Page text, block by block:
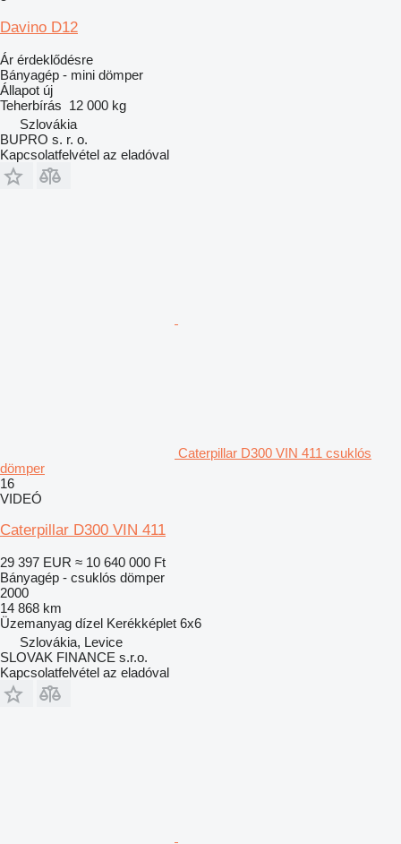
Davino D12
Ár érdeklődésre
Bányagép - mini dömper
Állapot új
Teherbírás 12 000 kg
Szlovákia
BUPRO s. r. o.
Kapcsolatfelvétel az eladóval
Caterpillar D300 VIN 411 csuklós
dömper
16
VIDEÓ
Caterpillar D300 VIN 411
29 397 EUR ≈ 10 640 000 Ft
Bányagép - csuklós dömper
2000
14 868 km
Üzemanyag dízel Kerékképlet 6x6
Szlovákia, Levice
SLOVAK FINANCE s.r.o.
Kapcsolatfelvétel az eladóval